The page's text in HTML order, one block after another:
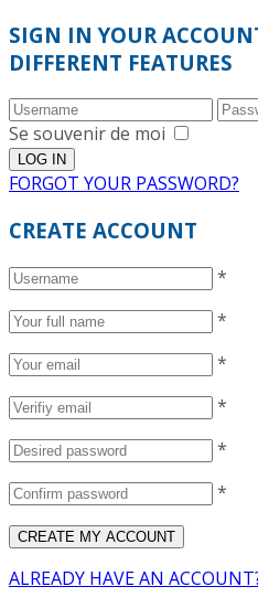
SIGN IN YOUR
DIFFERENT FEATURES
Se souvenir de moi
FORGOT YOUR PASSWORD?
CREATE ACCOUNT
*
*
*
*
*
*
ALREADY HAVE AN